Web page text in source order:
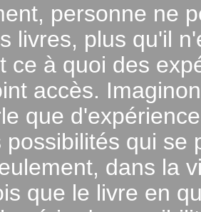
personne ne
livres, plus qu'il
ce à quoi des
accès.
que
possibilités qui se
dans la
que le livre en